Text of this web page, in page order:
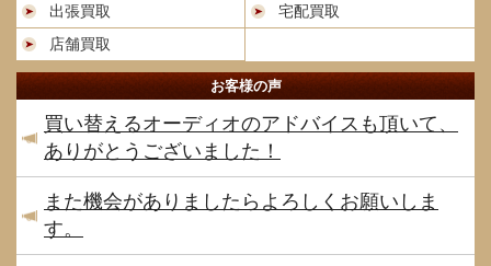
出張買取
宅配買取
店舗買取
お客様の声
買い替えるオーディオのアドバイスも頂いて、
ありがとうございました！
また機会がありましたらよろしくお願いしま
す。